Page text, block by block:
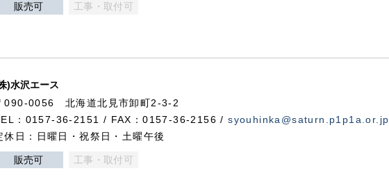
販売可 工事・取付可
)水沢エース
090-0056 北海道北見市卸町2-3-2
：0157-36-2151 / FAX：0157-36-2156 /syouhinka@saturn.p1p1a.or.jp
休日：日曜日・祝祭日・土曜午後
販売可 工事・取付可